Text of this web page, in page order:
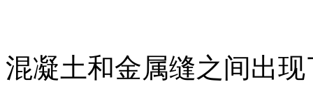
混凝土和金属缝之间出现